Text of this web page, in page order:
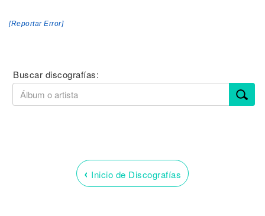
[Reportar Error]
Buscar discografías:
‹ Inicio de Discografías